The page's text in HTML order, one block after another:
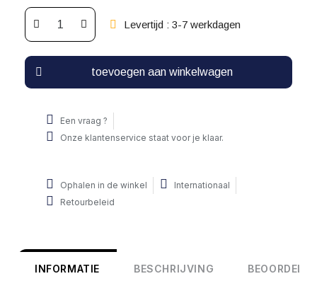
Levertijd : 3-7 werkdagen
toevoegen aan winkelwagen
Een vraag ?
Onze klantenservice staat voor je klaar.
Ophalen in de winkel
Internationaal
Retourbeleid
INFORMATIE BESCHRIJVING